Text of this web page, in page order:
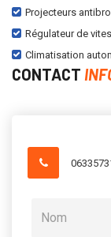
Projecteurs
Régulateur de
Climatisation
CONTACT